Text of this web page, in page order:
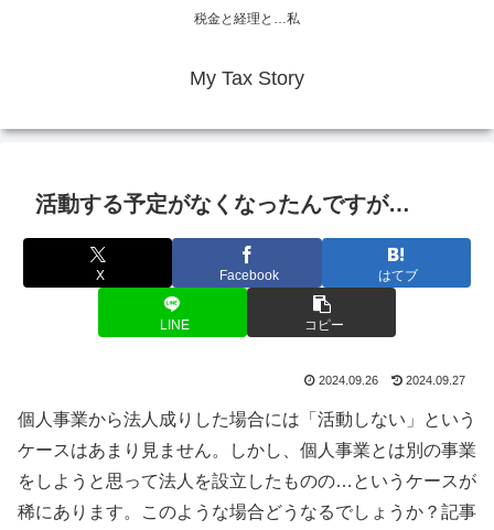
税金と経理と…私
My Tax Story
活動する予定がなくなったんですが…
X Facebook はてブ
LINE コピー
2024.09.26 2024.09.27
個人事業から法人成りした場合には「活動しない」という
ケースはあまり見ません。しかし、個人事業とは別の事業
をしようと思って法人を設立したものの…というケースが
稀にあります。このような場合どうなるでしょうか？記事